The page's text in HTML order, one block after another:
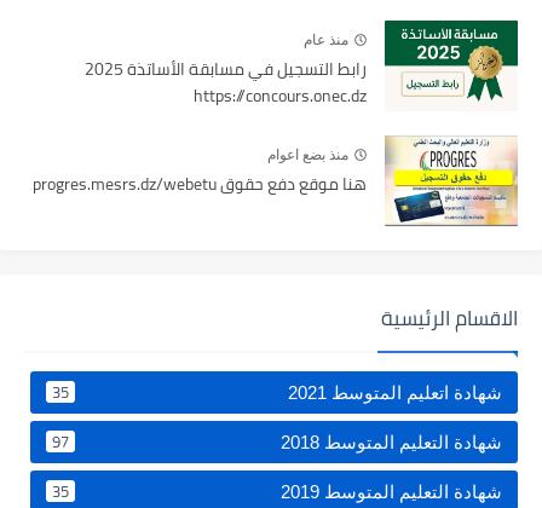
منذ عام
رابط التسجيل في مسابقة الأساتذة 2025
https://concours.onec.dz
منذ بضع اعوام
هنا موقع دفع حقوق progres.mesrs.dz/webetu
الاقسام الرئيسية
شهادة اتعليم المتوسط 2021 35
شهادة التعليم المتوسط 2018 97
شهادة التعليم المتوسط 2019 35